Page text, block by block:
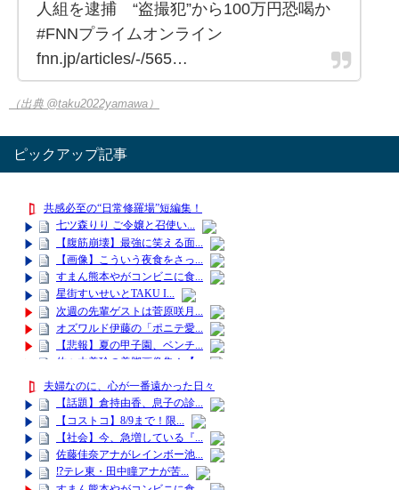
人組を逮捕 “盗撮犯”から100万円恐喝か
#FNNプライムオンライン
fnn.jp/articles/-/565…
（出典 @taku2022yamawa）
ピックアップ記事